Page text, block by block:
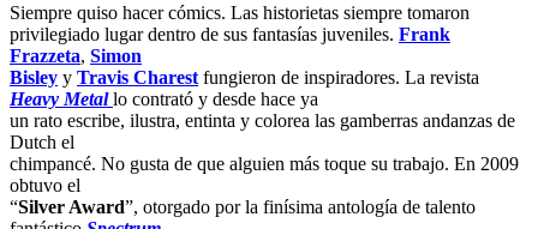
Siempre quiso hacer cómics. Las historietas siempre tomaron
privilegiado lugar dentro de sus fantasías juveniles. Frank
Frazzeta, Simon
Bisley y Travis Charest fungieron de inspiradores. La revista
Heavy Metal lo contrató y desde hace ya
un rato escribe, ilustra, entinta y colorea las gamberras andanzas de
Dutch el
chimpancé. No gusta de que alguien más toque su trabajo. En 2009
obtuvo el
“Silver Award”, otorgado por la finísima antología de talento